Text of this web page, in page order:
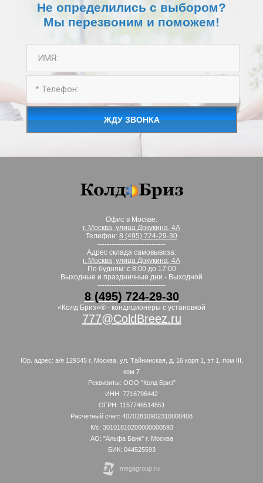
Не определились с выбором?
Мы перезвоним и поможем!
ЖДУ ЗВОНКА
Офис в Москве:
г. Москва, улица Докукина, 4А
Телефон: 8 (495) 724-29-30
-----------------------------
Адрес склада самовывоза:
г. Москва, улица Докукина, 4А
По будням: с 8:00 до 17:00
Выходные и праздничные дни - Выходной
-----------------------------
8 (495) 724-29-30
«Колд Бриз»® - кондиционеры с установкой
777@ColdBreez.ru
Юр. адрес: а/я 129345 г. Москва, ул. Тайнинская, д. 16 корп 1, эт 1, пом III,
ком 7
Реквизиты: ООО "Колд Бриз"
ИНН: 7716796442
ОГРН: 1157746514551
Расчетный счет: 40702810902310000408
К/с: 30101810200000000593
АО: "Альфа Банк" г. Москва
БИК: 044525593